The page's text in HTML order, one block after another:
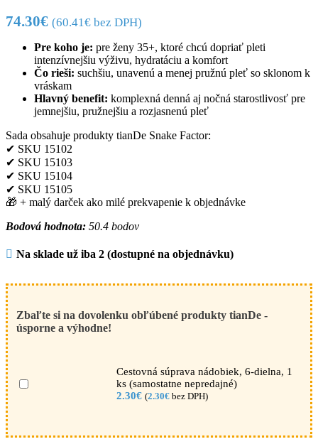
74.30€ (60.41€ bez DPH)
Pre koho je: pre ženy 35+, ktoré chcú dopriať pleti
intenzívnejšiu výživu, hydratáciu a komfort
Čo rieši: suchšiu, unavenú a menej pružnú pleť so sklonom k
vráskam
Hlavný benefit: komplexná denná aj nočná starostlivosť pre
jemnejšiu, pružnejšiu a rozjasnenú pleť
Sada obsahuje produkty tianDe Snake Factor:
✔ SKU 15102
✔ SKU 15103
✔ SKU 15104
✔ SKU 15105
🎁 + malý darček ako milé prekvapenie k objednávke
Bodová hodnota: 50.4 bodov
Na sklade už iba 2 (dostupné na objednávku)
Zbaľte si na dovolenku obľúbené produkty tianDe -
úsporne a výhodne!
Cestovná súprava nádobiek, 6-dielna, 1
ks (samostatne nepredajné)
2.30€ (2.30€ bez DPH)